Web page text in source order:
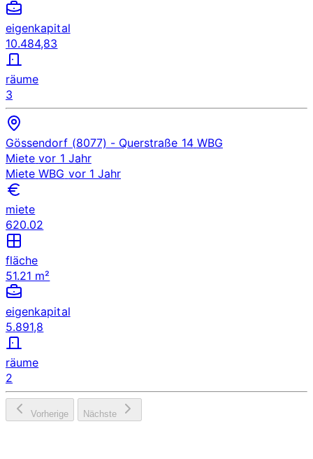
eigenkapital
10.484,83
räume
3
Gössendorf (8077) - Querstraße 14 WBG
Miete vor 1 Jahr
Miete WBG vor 1 Jahr
miete
620.02
fläche
51.21 m²
eigenkapital
5.891,8
räume
2
Vorherige Nächste